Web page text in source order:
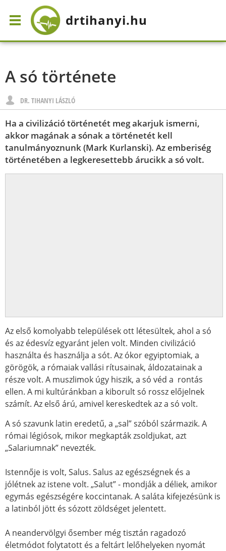
drtihanyi.hu
A só története
DR. TIHANYI LÁSZLÓ
Ha a civilizáció történetét meg akarjuk ismerni,
akkor magának a sónak a történetét kell
tanulmányoznunk (Mark Kurlanski). Az emberiség
történetében a legkeresettebb árucikk a só volt.
Az első komolyabb települések ott létesültek, ahol a só
és az édesvíz egyaránt jelen volt. Minden civilizáció
használta és használja a sót. Az ókor egyiptomiak, a
görögök, a rómaiak vallási rítusainak, áldozatainak a
része volt. A muszlimok úgy hiszik, a só véd a rontás
ellen. A mi kultúránkban a kiborult só rossz előjelnek
számít. Az első árú, amivel kereskedtek az a só volt.
A só szavunk latin eredetű, a „sal” szóból származik. A
római légiósok, mikor megkapták zsoldjukat, azt
„Salariumnak” nevezték.
Istennője is volt, Salus. Salus az egészségnek és a
jólétnek az istene volt. „Salut” - mondják a déliek, amikor
egymás egészségére koccintanak. A saláta kifejezésünk is
a latinból jött és sózott zöldséget jelentett.
A neandervölgyi ősember még tisztán ragadozó
életmódot folytatott és a feltárt lelőhelyeken nyomát